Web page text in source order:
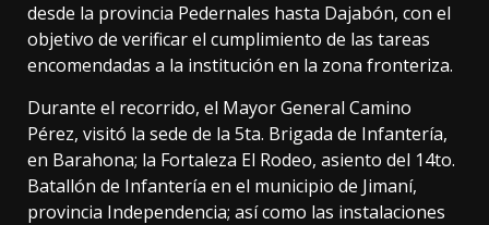
desde la provincia Pedernales hasta Dajabón, con el
objetivo de verificar el cumplimiento de las tareas
encomendadas a la institución en la zona fronteriza.
Durante el recorrido, el Mayor General Camino
Pérez, visitó la sede de la 5ta. Brigada de Infantería,
en Barahona; la Fortaleza El Rodeo, asiento del 14to.
Batallón de Infantería en el municipio de Jimaní,
provincia Independencia; así como las instalaciones